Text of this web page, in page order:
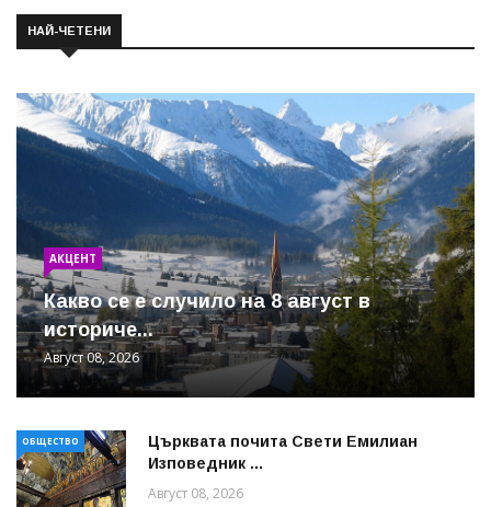
НАЙ-ЧЕТЕНИ
АКЦЕНТ
Какво се е случило на 8 август в
историче...
Август 08, 2026
ОБЩЕСТВО
Църквата почита Свeти Емилиан
Изповедник ...
Август 08, 2026